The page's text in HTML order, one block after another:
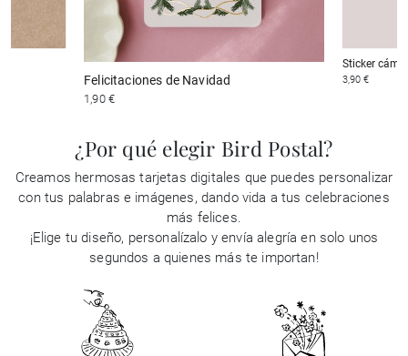
Felicitaciones de Navidad
1,90 €
Sticker
3,90 €
¿Por qué elegir Bird Postal?
Creamos hermosas tarjetas digitales que puedes personalizar
con tus palabras e imágenes, dando vida a tus celebraciones
más felices.
¡Elige tu diseño, personalízalo y envía alegría en solo unos
segundos a quienes más te importan!